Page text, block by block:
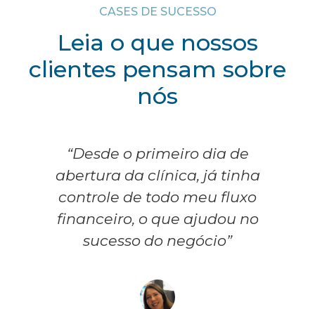
CASES DE SUCESSO
Leia o que nossos
clientes pensam sobre
nós
“Desde o primeiro dia de
abertura da clínica, já tinha
controle de todo meu fluxo
financeiro, o que ajudou no
sucesso do negócio”